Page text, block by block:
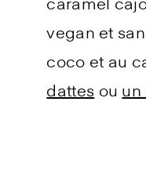
caramel
vegan et
coco et au
dattes ou un